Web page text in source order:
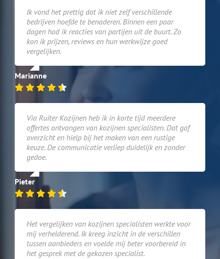
Ik vond het prettig dat ik niet zelf verschillende
bedrijven hoefde te benaderen. Binnen een paar
dagen had ik reacties van partijen uit de buurt. Zo
kon ik prijzen, reviews en hun werkwijze goed
vergelijken.
Marianne
Via Ruiter Kozijnen heb ik in korte tijd meerdere
offertes ontvangen van kozijnen specialisten. Dat gaf
overzicht en hielp bij het maken van een rustige
keuze. De communicatie verliep duidelijk en zonder
gedoe.
Pieter
Het vergelijken van kozijnen specialisten werkte voor
mij verhelderend. Ik kreeg inzicht in de verschillen
tussen aanbieders en voelde mij beter voorbereid in
het gesprek met de gekozen specialist.